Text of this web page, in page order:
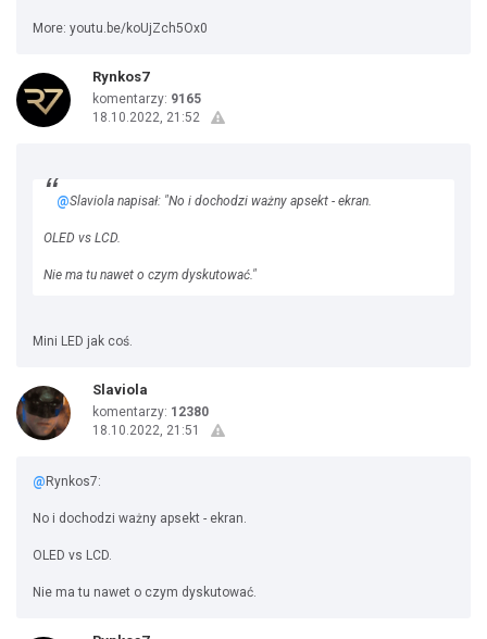
More: youtu.be/koUjZch5Ox0
Rynkos7
komentarzy: 9165
18.10.2022, 21:52
@Slaviola napisał: "No i dochodzi ważny apsekt - ekran.
OLED vs LCD.
Nie ma tu nawet o czym dyskutować."
Mini LED jak coś.
Slaviola
komentarzy: 12380
18.10.2022, 21:51
@ Rynkos7:
No i dochodzi ważny apsekt - ekran.
OLED vs LCD.
Nie ma tu nawet o czym dyskutować.